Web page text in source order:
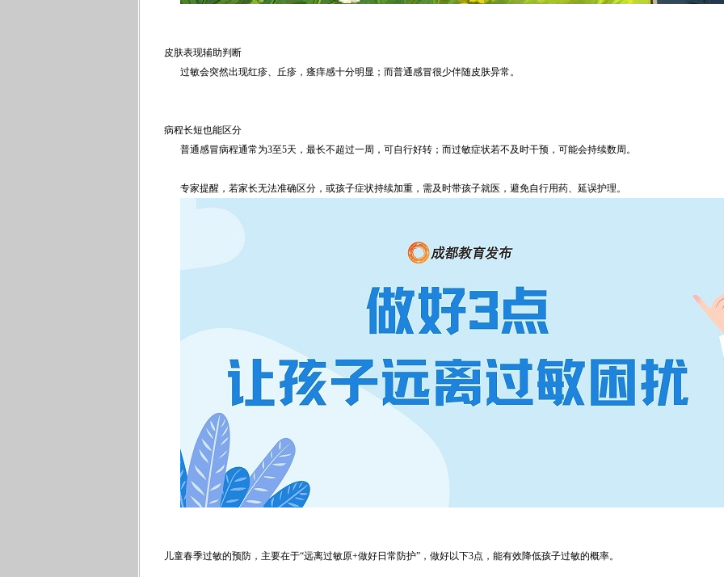
皮肤表现辅助判断
过敏会突然出现红疹、丘疹，瘙痒感十分明显；而普通感冒很少伴随皮肤异常。
病程长短也能区分
普通感冒病程通常为3至5天，最长不超过一周，可自行好转；而过敏症状若不及时干预，可能会持续数周。
专家提醒，若家长无法准确区分，或孩子症状持续加重，需及时带孩子就医，避免自行用药、延误护理。
儿童春季过敏的预防，主要在于“远离过敏原+做好日常防护”，做好以下3点，能有效降低孩子过敏的概率。